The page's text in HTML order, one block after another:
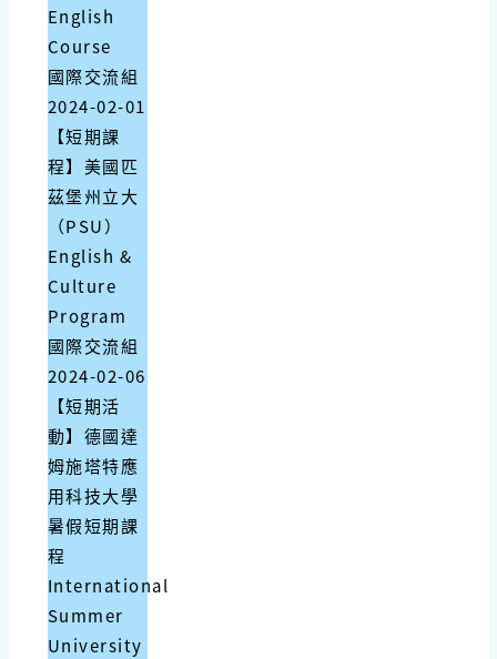
English
Course
國際交流組
2024-02-01
【短期課
程】美國匹
茲堡州立大
（PSU）
English &
Culture
Program
國際交流組
2024-02-06
【短期活
動】德國達
姆施塔特應
用科技大學
暑假短期課
程
International
Summer
University